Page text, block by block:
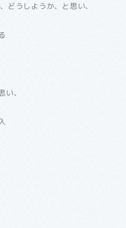
どうしようか、と思い、
、